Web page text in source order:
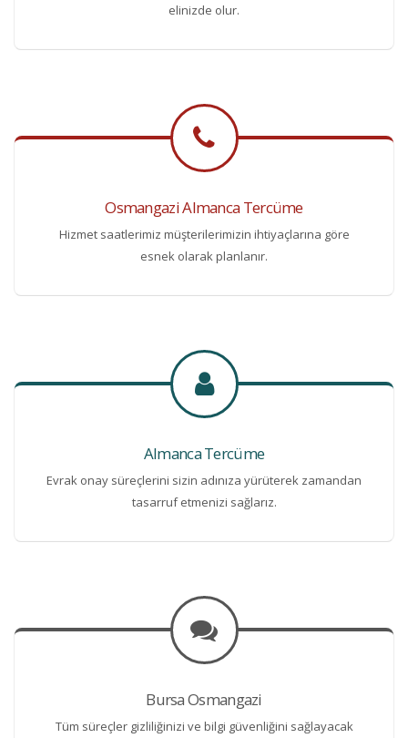
elinizde olur.
Osmangazi Almanca Tercüme
Hizmet saatlerimiz müşterilerimizin ihtiyaçlarına göre
esnek olarak planlanır.
Almanca Tercüme
Evrak onay süreçlerini sizin adınıza yürüterek zamandan
tasarruf etmenizi sağlarız.
Bursa Osmangazi
Tüm süreçler gizliliğinizi ve bilgi güvenliğini sağlayacak